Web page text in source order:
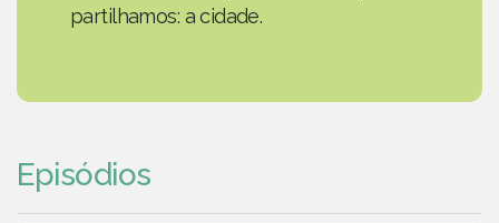
partilhamos: a cidade.
Episódios